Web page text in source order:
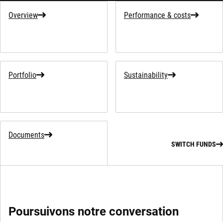
Overview Performance & costs
Portfolio Sustainability
Documents
SWITCH FUNDS
Poursuivons notre conversation